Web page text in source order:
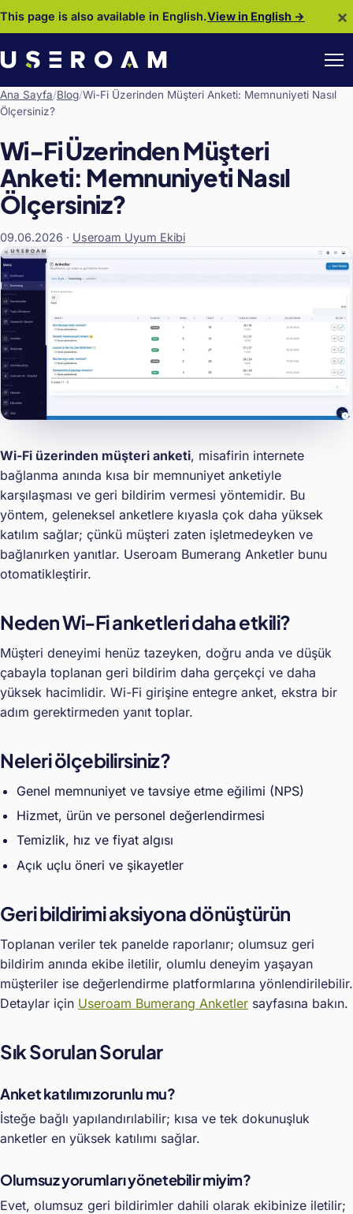
This page is also available in English.View in English → ×
Ana Sayfa/Blog/Wi-Fi Üzerinden Müşteri Anketi: Memnuniyeti Nasıl
Ölçersiniz?
Wi-Fi Üzerinden Müşteri
Anketi: Memnuniyeti Nasıl
Ölçersiniz?
09.06.2026 · Useroam Uyum Ekibi
Wi-Fi üzerinden müşteri anketi, misafirin internete
bağlanma anında kısa bir memnuniyet anketiyle
karşılaşması ve geri bildirim vermesi yöntemidir. Bu
yöntem, geleneksel anketlere kıyasla çok daha yüksek
katılım sağlar; çünkü müşteri zaten işletmedeyken ve
bağlanırken yanıtlar. Useroam Bumerang Anketler bunu
otomatikleştirir.
Neden Wi-Fi anketleri daha etkili?
Müşteri deneyimi henüz tazeyken, doğru anda ve düşük
çabayla toplanan geri bildirim daha gerçekçi ve daha
yüksek hacimlidir. Wi-Fi girişine entegre anket, ekstra bir
adım gerektirmeden yanıt toplar.
Neleri ölçebilirsiniz?
Genel memnuniyet ve tavsiye etme eğilimi (NPS)
Hizmet, ürün ve personel değerlendirmesi
Temizlik, hız ve fiyat algısı
Açık uçlu öneri ve şikayetler
Geri bildirimi aksiyona dönüştürün
Toplanan veriler tek panelde raporlanır; olumsuz geri
bildirim anında ekibe iletilir, olumlu deneyim yaşayan
müşteriler ise değerlendirme platformlarına yönlendirilebilir.
Detaylar için Useroam Bumerang Anketler sayfasına bakın.
Sık Sorulan Sorular
Anket katılımı zorunlu mu?
İsteğe bağlı yapılandırılabilir; kısa ve tek dokunuşluk
anketler en yüksek katılımı sağlar.
Olumsuz yorumları yönetebilir miyim?
Evet, olumsuz geri bildirimler dahili olarak ekibinize iletilir;